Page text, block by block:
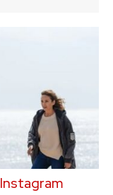
Instagram